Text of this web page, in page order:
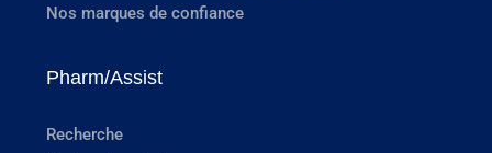
Nos marques de confiance
Pharm/Assist
Recherche